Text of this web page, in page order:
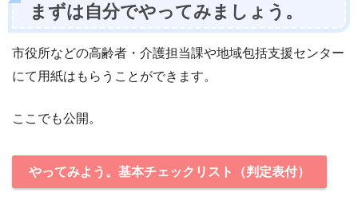
まずは自分でやってみましょう。
市役所などの高齢者・介護担当課や地域包括支援センター
にて用紙はもらうことができます。
ここでも公開。
やってみよう。基本チェックリスト（判定表付）